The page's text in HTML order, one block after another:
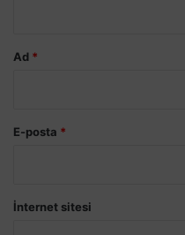
Ad *
E-posta *
İnternet sitesi